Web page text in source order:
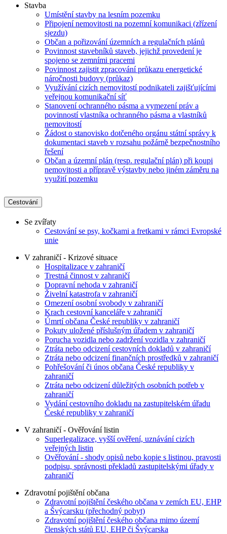
Stavba
Umístění stavby na lesním pozemku
Připojení nemovitosti na pozemní komunikaci (zřízení
sjezdu)
Občan a pořizování územních a regulačních plánů
Povinnost stavebníků staveb, jejichž provedení je
spojeno se zemními pracemi
Povinnost zajistit zpracování průkazu energetické
náročnosti budovy (průkaz)
Využívání cizích nemovitostí podnikateli zajišťujícími
veřejnou komunikační síť
Stanovení ochranného pásma a vymezení práv a
povinností vlastníka ochranného pásma a vlastníků
nemovitostí
Žádost o stanovisko dotčeného orgánu státní správy k
dokumentaci staveb v rozsahu požárně bezpečnostního
řešení
Občan a územní plán (resp. regulační plán) při koupi
nemovitosti a přípravě výstavby nebo jiném záměru na
využití pozemku
Cestování
Se zvířaty
Cestování se psy, kočkami a fretkami v rámci Evropské
unie
V zahraničí - Krizové situace
Hospitalizace v zahraničí
Trestná činnost v zahraničí
Dopravní nehoda v zahraničí
Živelní katastrofa v zahraničí
Omezení osobní svobody v zahraničí
Krach cestovní kanceláře v zahraničí
Úmrtí občana České republiky v zahraničí
Pokuty uložené příslušným úřadem v zahraničí
Porucha vozidla nebo zadržení vozidla v zahraničí
Ztráta nebo odcizení cestovních dokladů v zahraničí
Ztráta nebo odcizení finančních prostředků v zahraničí
Pohřešování či únos občana České republiky v
zahraničí
Ztráta nebo odcizení důležitých osobních potřeb v
zahraničí
Vydání cestovního dokladu na zastupitelském úřadu
České republiky v zahraničí
V zahraničí - Ověřování listin
Superlegalizace, vyšší ověření, uznávání cizích
veřejných listin
Ověřování - shody opisů nebo kopie s listinou, pravosti
podpisu, správnosti překladů zastupitelskými úřady v
zahraničí
Zdravotní pojištění občana
Zdravotní pojištění českého občana v zemích EU, EHP
a Švýcarsku (přechodný pobyt)
Zdravotní pojištění českého občana mimo území
členských států EU, EHP či Švýcarska